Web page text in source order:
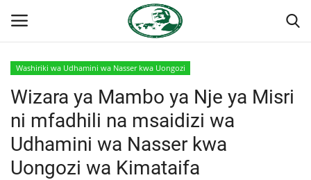
Nyumba
Onyesho la Majaribio
Washiriki wa Udhamini wa Nasser kwa Uongozi
Wizara ya Mambo ya Nje ya Misri
ni mfadhili na msaidizi wa
Udhamini wa Nasser kwa
Uongozi wa Kimataifa